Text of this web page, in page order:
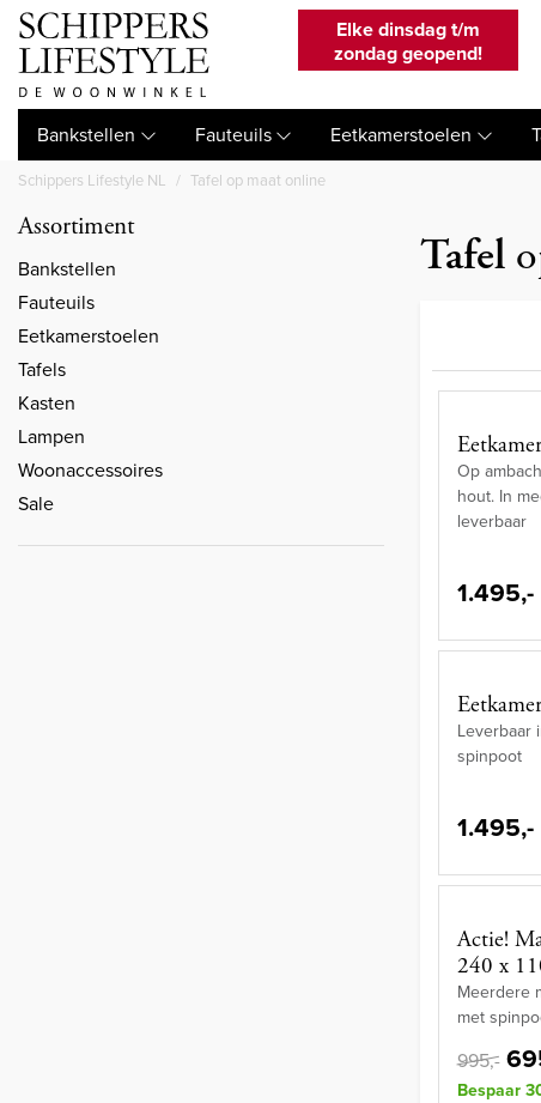
Elke dinsdag t/m
zondag geopend!
Bankstellen Fauteuils Eetkamerstoelen
Schippers Lifestyle NL Tafel op maat online
Assortiment
Bankstellen
Fauteuils
Eetkamerstoelen
Tafels
Kasten
Lampen
Woonaccessoires
Sale
Tafel
Op
hout. In
leverbaar
1.495,-
Leverbaar
spinpoot
1.495,-
Actie!
240 x
Meerdere
met
995,-
Bespaar